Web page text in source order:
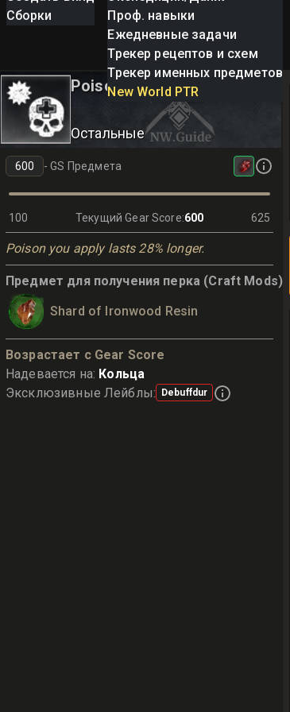
Сборки
Проф. навыки
Ежедневные задачи
Трекер рецептов и схем
Трекер именных предметов
New World PTR
Poisoning
Остальные
-GS Предмета
100 Текущий Gear Score:600 625
Poison you apply lasts 28% longer.
Предмет для получения перка (Craft Mods)
Shard of Ironwood Resin
Возрастает с Gear Score
Надевается на: Кольца
Эксклюзивные Лейблы: Debuffdur